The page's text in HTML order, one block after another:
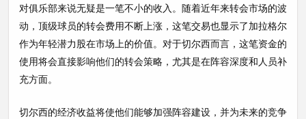
对俱乐部来说无疑是一笔不小的收入。随着近年来转会市场的波
动，顶级球员的转会费用不断上涨，这笔交易也显示了加拉格尔
作为年轻潜力股在市场上的价值。对于切尔西而言，这笔资金的
使用将会直接影响他们的转会策略，尤其是在阵容深度和人员补
充方面。
切尔西的经济收益将使他们能够加强阵容建设，并为未来的竞争